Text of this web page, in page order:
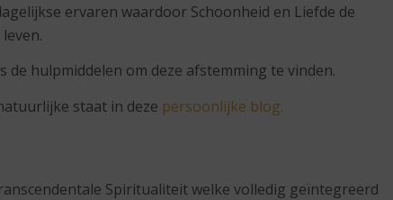
ervaren waardoor Schoonheid en Liefde de
de hulpmiddelen om deze afstemming te vinden.
staat in deze persoonlijke blog.
Spiritualiteit welke volledig geïntegreerd